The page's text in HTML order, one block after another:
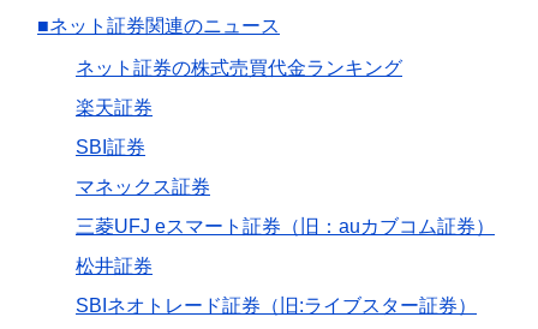
■ネット証券関連のニュース
ネット証券の株式売買代金ランキング
楽天証券
SBI証券
マネックス証券
三菱UFJ eスマート証券（旧：auカブコム証券）
松井証券
SBIネオトレード証券（旧:ライブスター証券）